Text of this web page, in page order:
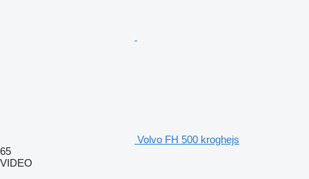
Volvo FH 500 kroghejs
65
VIDEO